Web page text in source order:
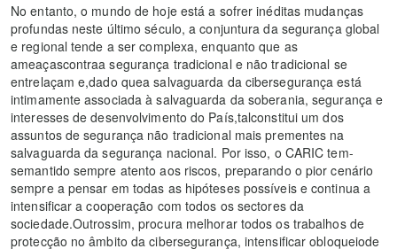
No entanto, o mundo de hoje está a sofrer inéditas mudanças
profundas neste último século, a conjuntura da segurança global
e regional tende a ser complexa, enquanto que as
ameaçascontraa segurança tradicional e não tradicional se
entrelaçam e,dado quea salvaguarda da cibersegurança está
intimamente associada à salvaguarda da soberania, segurança e
interesses de desenvolvimento do País,talconstitui um dos
assuntos de segurança não tradicional mais prementes na
salvaguarda da segurança nacional. Por isso, o CARIC tem-
semantido sempre atento aos riscos, preparando o pior cenário
sempre a pensar em todas as hipóteses possíveis e continua a
intensificar a cooperação com todos os sectores da
sociedade.Outrossim, procura melhorar todos os trabalhos de
protecção no âmbito da cibersegurança, intensificar obloqueiode